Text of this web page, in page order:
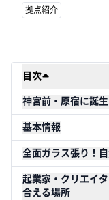
拠点紹介
目次
神宮前・原宿に誕
基本情報
全面ガラス張り！
起業家・クリエイ
合える場所